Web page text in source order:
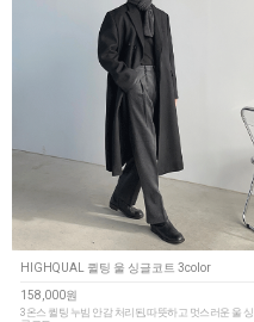
HIGHQUAL 퀼팅 울 싱글코트 3color
158,000원
3온스 퀼팅 누빔 안감 처리된, 따뜻하고 멋스러운 울 싱